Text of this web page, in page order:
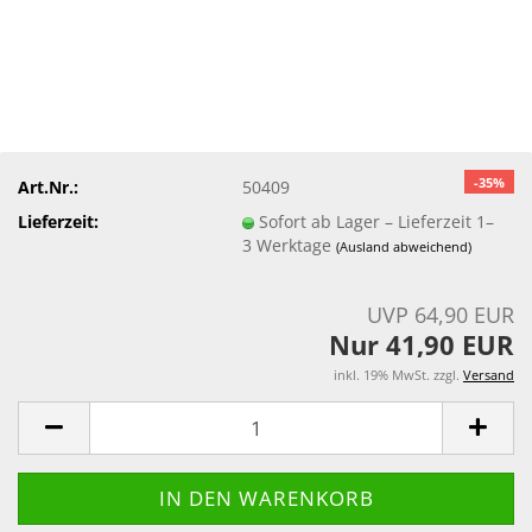
-35%
Art.Nr.:
50409
Lieferzeit:
Sofort ab Lager – Lieferzeit 1–
3 Werktage(Ausland abweichend)
UVP 64,90 EUR
Nur 41,90 EUR
inkl. 19% MwSt. zzgl. Versand